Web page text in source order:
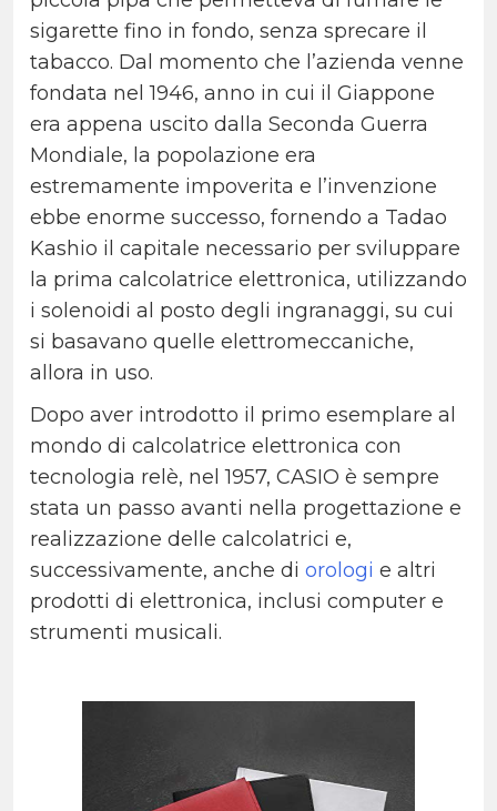
sigarette fino in fondo, senza sprecare il
tabacco. Dal momento che l’azienda venne
fondata nel 1946, anno in cui il Giappone
era appena uscito dalla Seconda Guerra
Mondiale, la popolazione era
estremamente impoverita e l’invenzione
ebbe enorme successo, fornendo a Tadao
Kashio il capitale necessario per sviluppare
la prima calcolatrice elettronica, utilizzando
i solenoidi al posto degli ingranaggi, su cui
si basavano quelle elettromeccaniche,
allora in uso.
Dopo aver introdotto il primo esemplare al
mondo di calcolatrice elettronica con
tecnologia relè, nel 1957, CASIO è sempre
stata un passo avanti nella progettazione e
realizzazione delle calcolatrici e,
successivamente, anche di orologi e altri
prodotti di elettronica, inclusi computer e
strumenti musicali.